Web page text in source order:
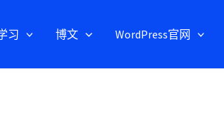
习 博文 WordPress官网